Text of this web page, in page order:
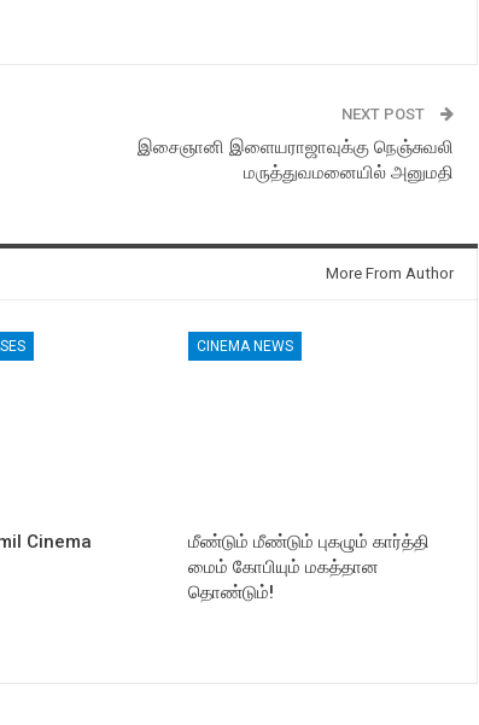
NEXT POST
இசைஞானி இளையராஜாவுக்கு நெஞ்சுவலி
மருத்துவமனையில் அனுமதி
More From Author
Cinema
CINEMA NEWS
மீண்டும் மீண்டும் புகழும் கார்த்தி
மைம் கோபியும் மகத்தான
தொண்டும்!